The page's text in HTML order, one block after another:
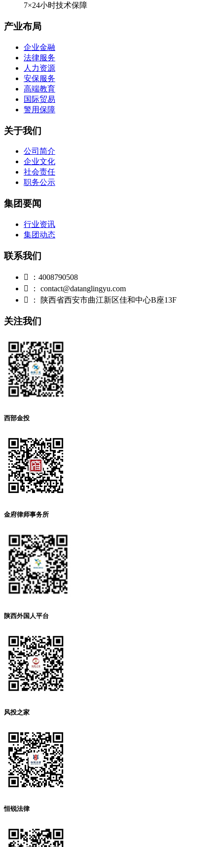
7×24小时技术保障
产业布局
企业金融
法律服务
人力资源
安保服务
高端教育
国际贸易
警用保障
关于我们
公司简介
企业文化
社会责任
职务公示
集团要闻
行业资讯
集团动态
联系我们

：4008790508

： contact@datanglingyu.com

： 陕西省西安市曲江新区佳和中心B座13F
关注我们
西部金投
金府律师事务所
陕西外国人平台
风投之家
恒锐法律